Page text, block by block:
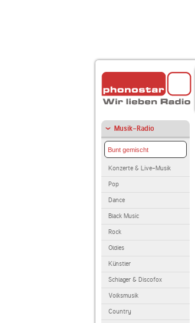
Musik-Radio
Bunt gemischt
Konzerte & Live-Musik
Pop
Dance
Black Music
Rock
Oldies
Künstler
Schlager & Discofox
Volksmusik
Country